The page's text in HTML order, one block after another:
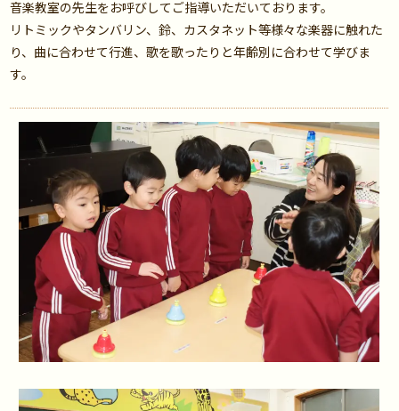
音楽教室の先生をお呼びしてご指導いただいております。
リトミックやタンバリン、鈴、カスタネット等様々な楽器に触れた
り、曲に合わせて行進、歌を歌ったりと年齢別に合わせて学びま
す。